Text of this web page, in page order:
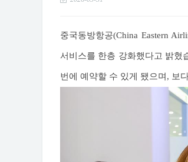
중국동방항공(China Eastern
서비스를 한층 강화했다고 밝혔
번에 예약할 수 있게 됐으며, 보